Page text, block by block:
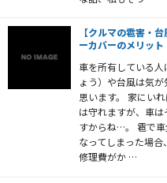
【クルマの雹害・
ーカバーのメリッ
車を所有している
ょう）や台風は気
思います。 家にい
は守れますが、車
すからね…。 雹で
なってしまった場
修理費がか …